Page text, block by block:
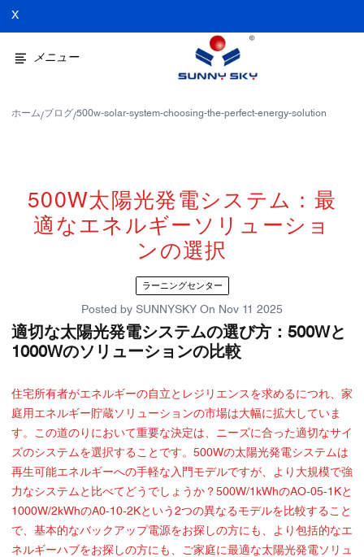
X
メニュー
ホーム/ブログ/500w-solar-system-choosing-the-perfect-energy-solution
500W太陽光発電システム：最
適なエネルギーソリューショ
ンの選択
ラーニングセンター
Posted by SUNNYSKY On Nov 11 2025
適切な太陽光発電システムの選び方：500Wと
1000Wのソリューションの比較
住宅所有者がエネルギーの自立とレジリエンスを求めるにつれ、家
庭用エネルギー貯蔵ソリューションの市場は大幅に拡大していま
す。この道のりにおいて重要な決定は、ニーズに合った適切なサイ
ズのシステムを選択することです。500Wの太陽光発電システムは
再生可能エネルギーへの手軽な入門モデルですが、より大規模で強
力なシステムと比べてどうでしょうか？500W/1kWhのAO-05-1Kと
1000W/2kWhのA0-10-2Kという2つの異なるモデルを比較すること
で、基本的なバックアップ電源をお探しの方にも、より包括的なエ
ネルギーハブをお探しの方にも、ご家庭に最適な太陽光発電ソリュ